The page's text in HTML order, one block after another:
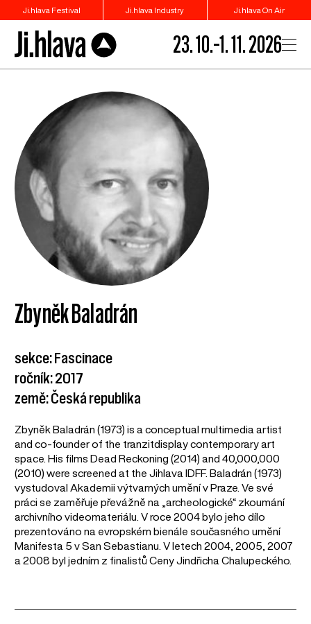
Ji.hlava Festival Ji.hlava Industry Ji.hlava On Air
23. 10.–1. 11. 2026
Zbyněk Baladrán
sekce: Fascinace
ročník: 2017
země: Česká republika
Zbyněk Baladrán (1973) is a conceptual multimedia artist
and co-founder of the tranzitdisplay contemporary art
space. His films Dead Reckoning (2014) and 40,000,000
(2010) were screened at the Jihlava IDFF. Baladrán (1973)
vystudoval Akademii výtvarných umění v Praze. Ve své
práci se zaměřuje převážně na „archeologické“ zkoumání
archivního videomateriálu. V roce 2004 bylo jeho dílo
prezentováno na evropském bienále současného umění
Manifesta 5 v San Sebastianu. V letech 2004, 2005, 2007
a 2008 byl jedním z finalistů Ceny Jindřicha Chalupeckého.